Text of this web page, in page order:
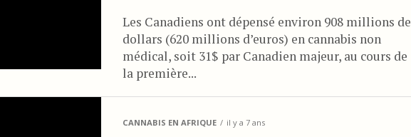
Les Canadiens ont dépensé environ 908 millions de
dollars (620 millions d’euros) en cannabis non
médical, soit 31$ par Canadien majeur, au cours de
la première...
CANNABIS EN AFRIQUE il y a 7 ans